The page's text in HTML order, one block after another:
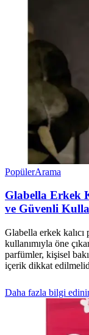
PopülerArama
Glabella Erkek
ve Güvenli
Glabella erkek
kullanımıyla öne
parfümler, kişisel
içerik dikkat
Daha fazla bilgi